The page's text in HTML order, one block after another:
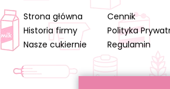
Strona główna
Historia firmy
Nasze cukiernie
Cennik
Polityka
Regulamin